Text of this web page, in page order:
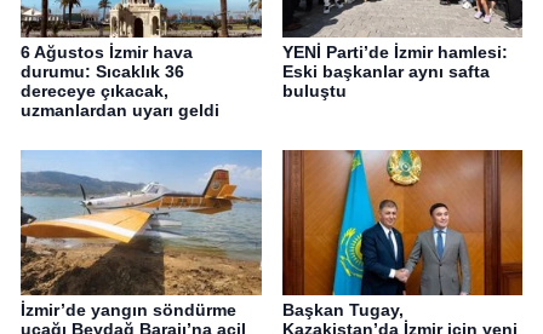
6 Ağustos İzmir hava
durumu: Sıcaklık 36
dereceye çıkacak,
uzmanlardan uyarı geldi
YENİ Parti’de İzmir hamlesi:
Eski başkanlar aynı safta
buluştu
İzmir’de yangın söndürme
uçağı Beydağ Barajı’na acil
Başkan Tugay,
Kazakistan’da İzmir için yeni